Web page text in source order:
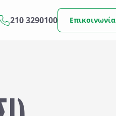
210 3290100 Επικοινωνία